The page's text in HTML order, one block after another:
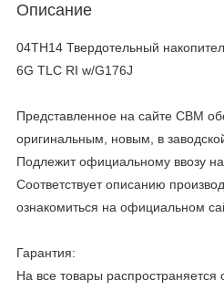
Описание
04TH14 Твердотельный
6G TLC RI w/G176J
Представленное на сайте CBM
оригинальным, новым, в
Подлежит официальному ввозу
Соответствует описанию
ознакомиться на официальном
Гарантия:
На все товары